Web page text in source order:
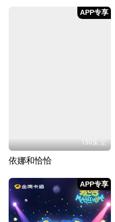
APP专享
150集全
依娜和恰恰
APP专享